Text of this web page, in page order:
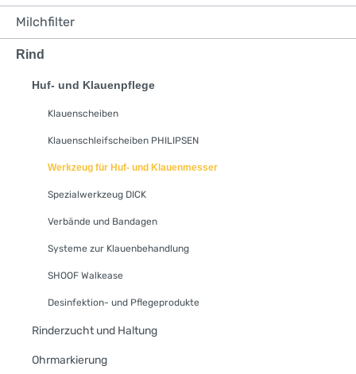
Milchfilter
Rind
Huf- und Klauenpflege
Klauenscheiben
Klauenschleifscheiben PHILIPSEN
Werkzeug für Huf- und Klauenmesser
Spezialwerkzeug DICK
Verbände und Bandagen
Systeme zur Klauenbehandlung
SHOOF Walkease
Desinfektion- und Pflegeprodukte
Rinderzucht und Haltung
Ohrmarkierung